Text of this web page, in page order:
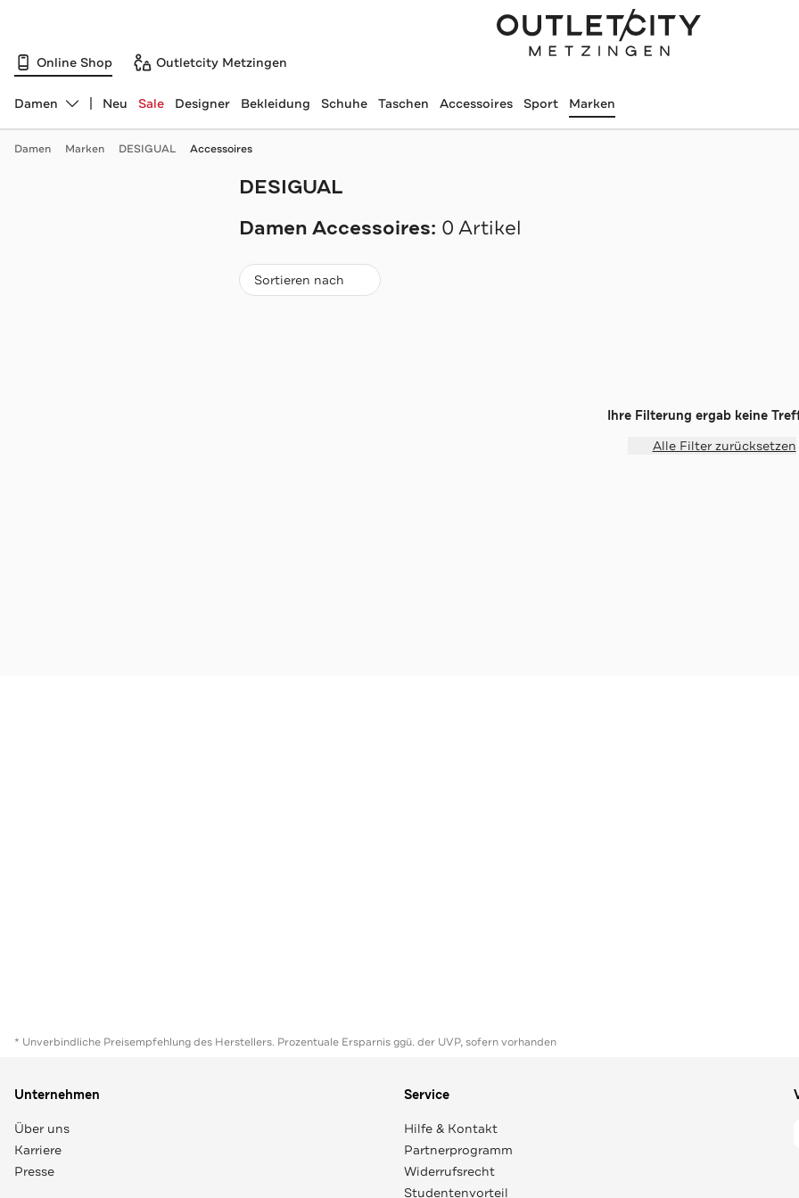
Online Shop Outletcity Metzingen
Abteilung ändern, ausgewählt:
Damen Neu Sale Designer Bekleidung Schuhe Taschen Accessoires Sport Marken
Damen Marken DESIGUAL Accessoires
DESIGUAL
Damen Accessoires: 0 Artikel
Sortieren nach
Beliebteste
Ihre Filterung ergab keine
Alle Filter zurücksetzen
* Unverbindliche Preisempfehlung des Herstellers. Prozentuale Ersparnis ggü. der UVP, sofern vorhanden
Unternehmen
Über uns
Karriere
Presse
Service
Hilfe & Kontakt
Partnerprogramm
Widerrufsrecht
Studentenvorteil